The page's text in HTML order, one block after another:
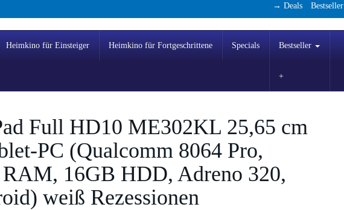
→ Deals Bestseller
Heimkino für Einsteiger Heimkino für Fortgeschrittene Specials Bestseller
Full HD10 ME302KL 25,65 cm
PC (Qualcomm 8064 Pro,
16GB HDD, Adreno 320,
weiß Rezessionen